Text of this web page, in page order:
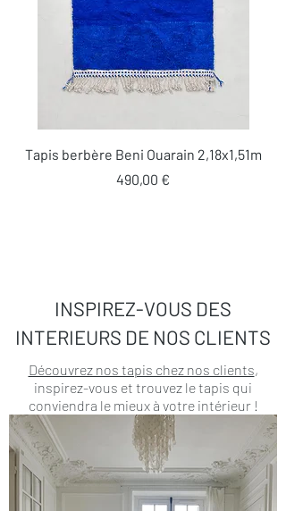
Tapis berbère Beni Ouarain 2,18x1,51m
Prix
490,00 €
INSPIREZ-VOUS DES
INTERIEURS DE NOS CLIENTS
Découvrez nos tapis chez nos clients,
inspirez-vous et trouvez le tapis qui
conviendra le mieux à votre intérieur !